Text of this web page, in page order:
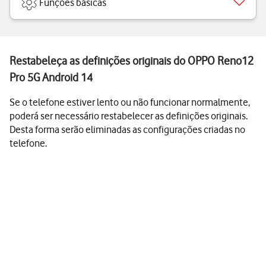
Funções básicas
Restabeleça as definições originais do OPPO Reno12
Pro 5G Android 14
Se o telefone estiver lento ou não funcionar normalmente,
poderá ser necessário restabelecer as definições originais.
Desta forma serão eliminadas as configurações criadas no
telefone.